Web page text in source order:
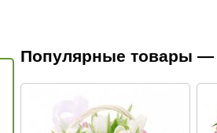
Популярные товары